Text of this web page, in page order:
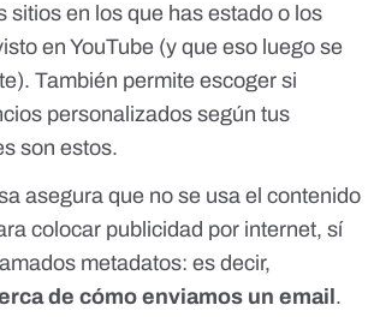
sitios en los que has estado o los
en YouTube (y que eso luego se
También permite escoger si
personalizados según tus
son estos.
asegura que no se usa el contenido
colocar publicidad por internet, sí
metadatos: es decir,
de cómo enviamos un email .